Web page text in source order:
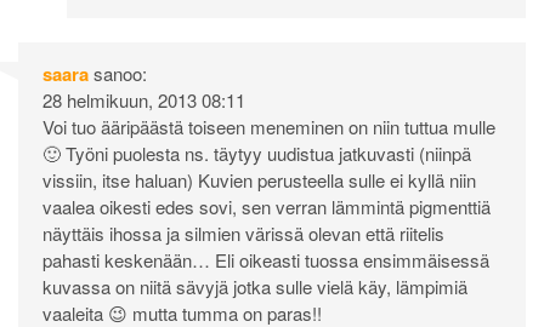
saarasanoo:
28 helmikuun, 2013 08:11
Voi tuo ääripäästä toiseen meneminen on niin tuttua mulle
🙂 Työni puolesta ns. täytyy uudistua jatkuvasti (niinpä
vissiin, itse haluan) Kuvien perusteella sulle ei kyllä niin
vaalea oikesti edes sovi, sen verran lämmintä pigmenttiä
näyttäis ihossa ja silmien värissä olevan että riitelis
pahasti keskenään… Eli oikeasti tuossa ensimmäisessä
kuvassa on niitä sävyjä jotka sulle vielä käy, lämpimiä
vaaleita 😉 mutta tumma on paras!!